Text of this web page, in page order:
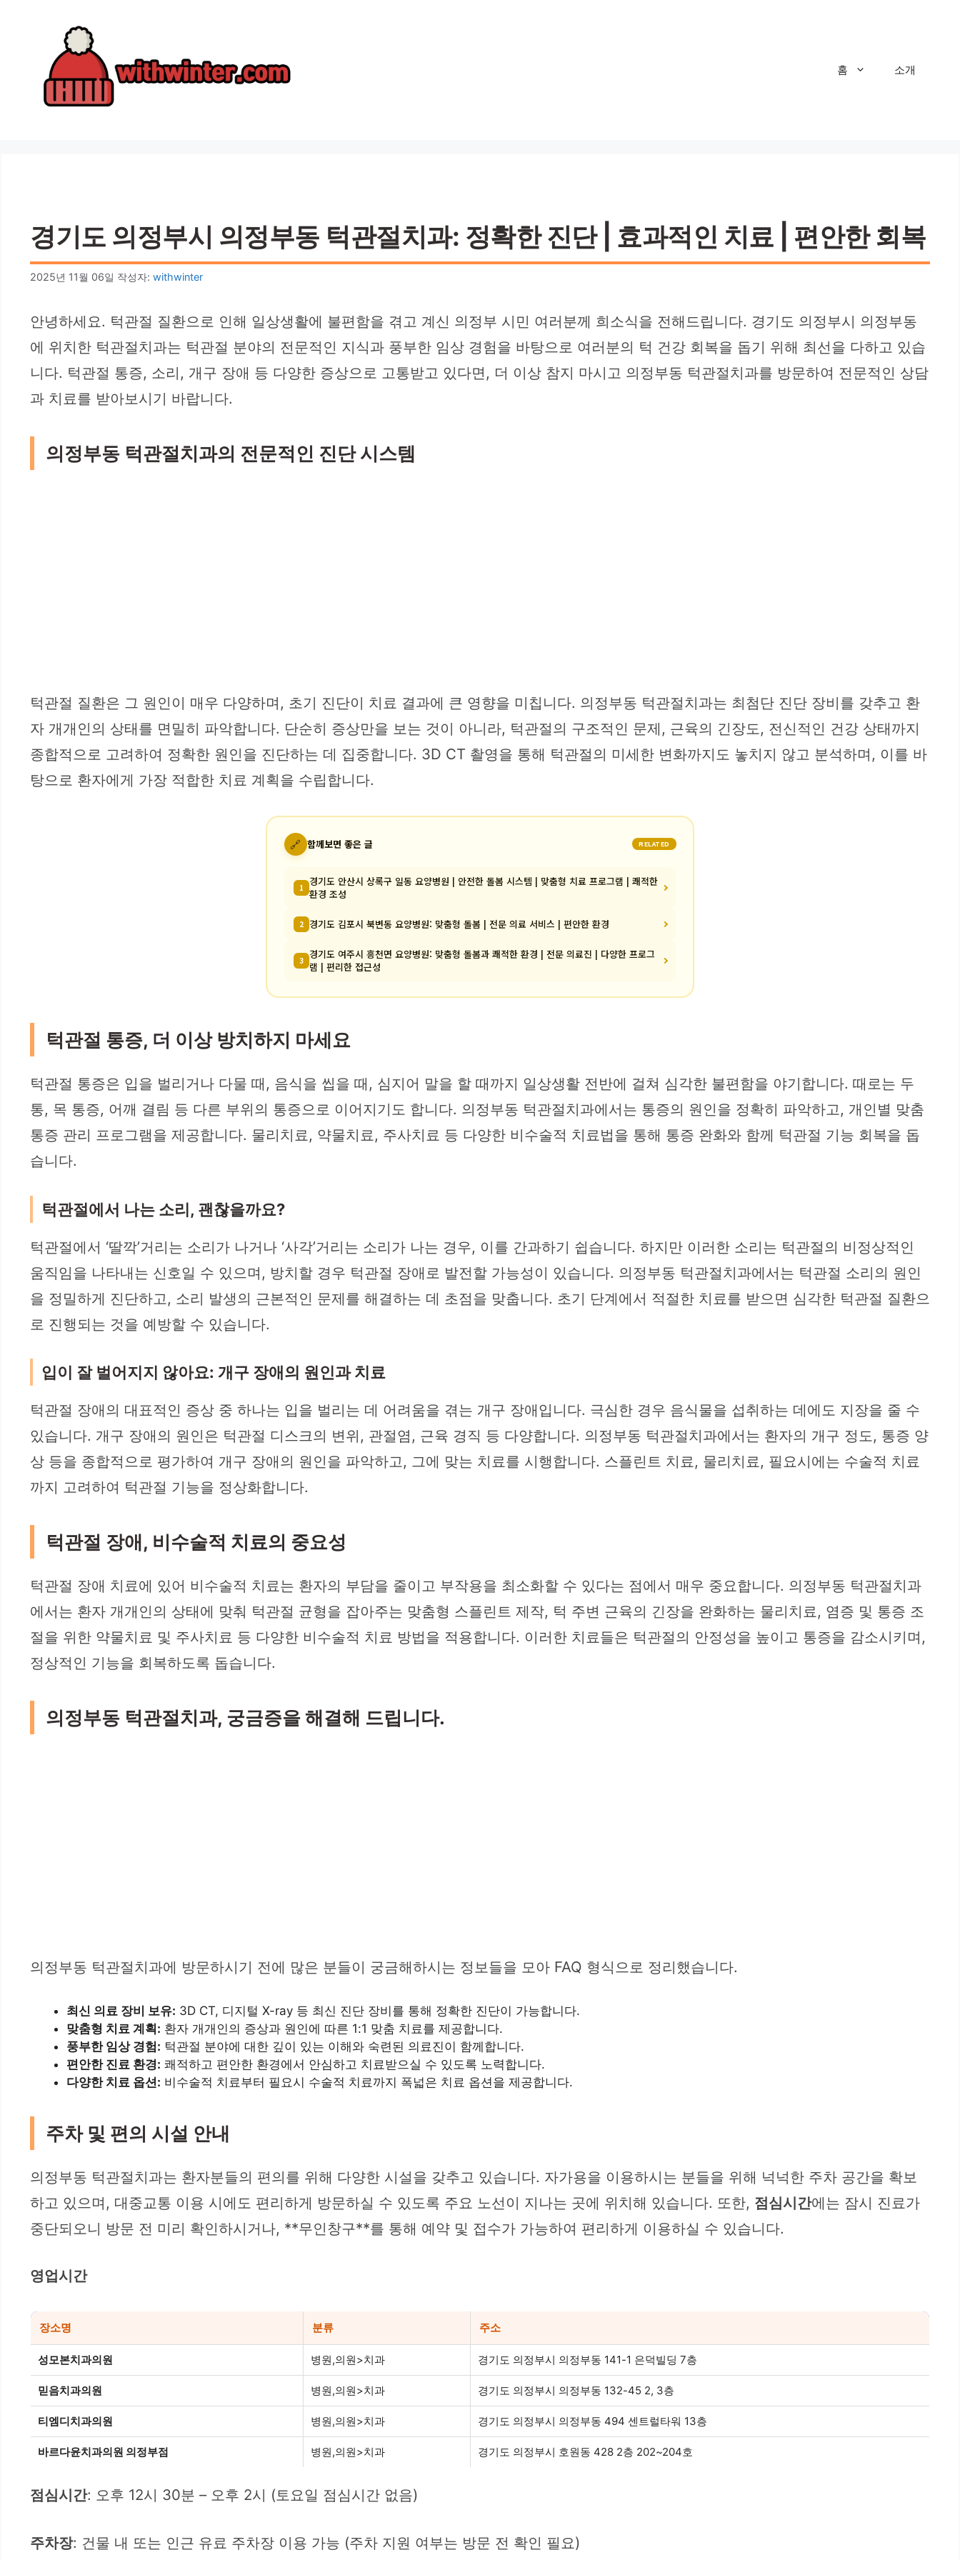
홈 소개
경기도 의정부시 의정부동 턱관절치과: 정확한 진단 | 효과적인 치료 | 편안한 회복
2025년 11월 06일 작성자: withwinter
안녕하세요. 턱관절 질환으로 인해 일상생활에 불편함을 겪고 계신 의정부 시민 여러분께 희소식을 전해드립니다. 경기도 의정부시 의정부동
에 위치한 턱관절치과는 턱관절 분야의 전문적인 지식과 풍부한 임상 경험을 바탕으로 여러분의 턱 건강 회복을 돕기 위해 최선을 다하고 있습
니다. 턱관절 통증, 소리, 개구 장애 등 다양한 증상으로 고통받고 있다면, 더 이상 참지 마시고 의정부동 턱관절치과를 방문하여 전문적인 상담
과 치료를 받아보시기 바랍니다.
의정부동 턱관절치과의 전문적인 진단 시스템
턱관절 질환은 그 원인이 매우 다양하며, 초기 진단이 치료 결과에 큰 영향을 미칩니다. 의정부동 턱관절치과는 최첨단 진단 장비를 갖추고 환
자 개개인의 상태를 면밀히 파악합니다. 단순히 증상만을 보는 것이 아니라, 턱관절의 구조적인 문제, 근육의 긴장도, 전신적인 건강 상태까지
종합적으로 고려하여 정확한 원인을 진단하는 데 집중합니다. 3D CT 촬영을 통해 턱관절의 미세한 변화까지도 놓치지 않고 분석하며, 이를 바
탕으로 환자에게 가장 적합한 치료 계획을 수립합니다.
🔗 함께보면 좋은 글 RELATED
1 경기도 안산시 상록구 일동 요양병원 | 안전한 돌봄 시스템 | 맞춤형 치료 프로그램 | 쾌적한
환경 조성
2 경기도 김포시 북변동 요양병원: 맞춤형 돌봄 | 전문 의료 서비스 | 편안한 환경
3 경기도 여주시 흥천면 요양병원: 맞춤형 돌봄과 쾌적한 환경 | 전문 의료진 | 다양한 프로그
램 | 편리한 접근성
턱관절 통증, 더 이상 방치하지 마세요
턱관절 통증은 입을 벌리거나 다물 때, 음식을 씹을 때, 심지어 말을 할 때까지 일상생활 전반에 걸쳐 심각한 불편함을 야기합니다. 때로는 두
통, 목 통증, 어깨 결림 등 다른 부위의 통증으로 이어지기도 합니다. 의정부동 턱관절치과에서는 통증의 원인을 정확히 파악하고, 개인별 맞춤
통증 관리 프로그램을 제공합니다. 물리치료, 약물치료, 주사치료 등 다양한 비수술적 치료법을 통해 통증 완화와 함께 턱관절 기능 회복을 돕
습니다.
턱관절에서 나는 소리, 괜찮을까요?
턱관절에서 ‘딸깍’거리는 소리가 나거나 ‘사각’거리는 소리가 나는 경우, 이를 간과하기 쉽습니다. 하지만 이러한 소리는 턱관절의 비정상적인
움직임을 나타내는 신호일 수 있으며, 방치할 경우 턱관절 장애로 발전할 가능성이 있습니다. 의정부동 턱관절치과에서는 턱관절 소리의 원인
을 정밀하게 진단하고, 소리 발생의 근본적인 문제를 해결하는 데 초점을 맞춥니다. 초기 단계에서 적절한 치료를 받으면 심각한 턱관절 질환으
로 진행되는 것을 예방할 수 있습니다.
입이 잘 벌어지지 않아요: 개구 장애의 원인과 치료
턱관절 장애의 대표적인 증상 중 하나는 입을 벌리는 데 어려움을 겪는 개구 장애입니다. 극심한 경우 음식물을 섭취하는 데에도 지장을 줄 수
있습니다. 개구 장애의 원인은 턱관절 디스크의 변위, 관절염, 근육 경직 등 다양합니다. 의정부동 턱관절치과에서는 환자의 개구 정도, 통증 양
상 등을 종합적으로 평가하여 개구 장애의 원인을 파악하고, 그에 맞는 치료를 시행합니다. 스플린트 치료, 물리치료, 필요시에는 수술적 치료
까지 고려하여 턱관절 기능을 정상화합니다.
턱관절 장애, 비수술적 치료의 중요성
턱관절 장애 치료에 있어 비수술적 치료는 환자의 부담을 줄이고 부작용을 최소화할 수 있다는 점에서 매우 중요합니다. 의정부동 턱관절치과
에서는 환자 개개인의 상태에 맞춰 턱관절 균형을 잡아주는 맞춤형 스플린트 제작, 턱 주변 근육의 긴장을 완화하는 물리치료, 염증 및 통증 조
절을 위한 약물치료 및 주사치료 등 다양한 비수술적 치료 방법을 적용합니다. 이러한 치료들은 턱관절의 안정성을 높이고 통증을 감소시키며,
정상적인 기능을 회복하도록 돕습니다.
의정부동 턱관절치과, 궁금증을 해결해 드립니다.
의정부동 턱관절치과에 방문하시기 전에 많은 분들이 궁금해하시는 정보들을 모아 FAQ 형식으로 정리했습니다.
최신 의료 장비 보유: 3D CT, 디지털 X-ray 등 최신 진단 장비를 통해 정확한 진단이 가능합니다.
맞춤형 치료 계획: 환자 개개인의 증상과 원인에 따른 1:1 맞춤 치료를 제공합니다.
풍부한 임상 경험: 턱관절 분야에 대한 깊이 있는 이해와 숙련된 의료진이 함께합니다.
편안한 진료 환경: 쾌적하고 편안한 환경에서 안심하고 치료받으실 수 있도록 노력합니다.
다양한 치료 옵션: 비수술적 치료부터 필요시 수술적 치료까지 폭넓은 치료 옵션을 제공합니다.
주차 및 편의 시설 안내
의정부동 턱관절치과는 환자분들의 편의를 위해 다양한 시설을 갖추고 있습니다. 자가용을 이용하시는 분들을 위해 넉넉한 주차 공간을 확보
하고 있으며, 대중교통 이용 시에도 편리하게 방문하실 수 있도록 주요 노선이 지나는 곳에 위치해 있습니다. 또한, 점심시간에는 잠시 진료가
중단되오니 방문 전 미리 확인하시거나, **무인창구**를 통해 예약 및 접수가 가능하여 편리하게 이용하실 수 있습니다.
영업시간
장소명 분류 주소
성모본치과의원 병원,의원>치과 경기도 의정부시 의정부동 141-1 은덕빌딩 7층
믿음치과의원 병원,의원>치과 경기도 의정부시 의정부동 132-45 2, 3층
티엠디치과의원 병원,의원>치과 경기도 의정부시 의정부동 494 센트럴타워 13층
바르다윤치과의원 의정부점 병원,의원>치과 경기도 의정부시 호원동 428 2층 202~204호
점심시간: 오후 12시 30분 – 오후 2시 (토요일 점심시간 없음)
주차장: 건물 내 또는 인근 유료 주차장 이용 가능 (주차 지원 여부는 방문 전 확인 필요)